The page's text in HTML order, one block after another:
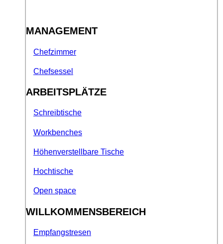
MANAGEMENT
Chefzimmer
Chefsessel
ARBEITSPLÄTZE
Schreibtische
Workbenches
Höhenverstellbare Tische
Hochtische
Open space
WILLKOMMENSBEREICH
Empfangstresen